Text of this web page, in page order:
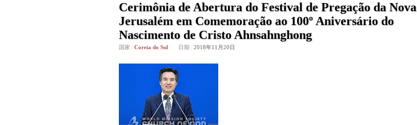
Cerimônia de Abertura do Festival de Pregação da Nova
Jerusalém em Comemoração ao 100º Aniversário do
Nascimento de Cristo Ahnsahnghong
国家 Coreia do Sul 日期 2018年11月20日